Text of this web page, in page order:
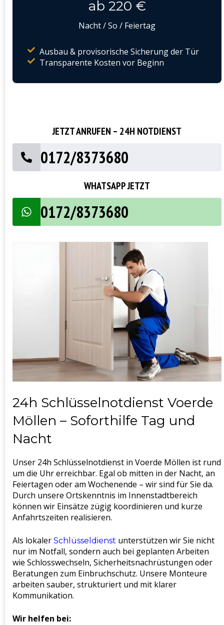
ab 220 €
Nacht / So / Feiertag
Ausbau & provisorische Sicherung der Tür
Transparente Kosten vor Beginn
JETZT ANRUFEN – 24H NOTDIENST
0172/8373680
WHATSAPP JETZT
0172/8373680
24h Schlüsselnotdienst Voerde
Möllen – Soforthilfe Tag und
Nacht
Unser 24h Schlüsselnotdienst in Voerde Möllen ist rund
um die Uhr erreichbar. Egal ob mitten in der Nacht, an
Feiertagen oder am Wochenende – wir sind für Sie da.
Durch unsere Ortskenntnis im Innenstadtbereich
können wir Einsätze zügig koordinieren und kurze
Anfahrtszeiten realisieren.
Als lokaler Schlüsseldienst unterstützen wir Sie nicht
nur im Notfall, sondern auch bei geplanten Arbeiten
wie Schlosswechseln, Sicherheitsnachrüstungen oder
Beratungen zum Einbruchschutz. Unsere Monteure
arbeiten sauber, strukturiert und mit klarer
Kommunikation.
Wir helfen bei: